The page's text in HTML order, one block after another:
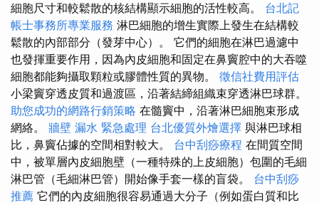
細胞尺寸和較鬆散的核結構顯示細胞的活性較高。 台北記
帳士事務所專業服務 淋巴細胞的增生實際上發生在結構較
鬆散的內部部分（發芽中心）。 它們的細胞在淋巴過濾中
也發揮重要作用，因為內皮細胞和固定在鼻竇腔中的大吞噬
細胞都能夠攝取顆粒或膠體性質的異物。 徵信社費用評估
小梁竇穿透皮質和過渡區，沿著結締組織束穿透淋巴球群。
助您成功的網路行銷策略 在髓竇中，沿著淋巴細胞束形成
網絡。 牆壁 漏水 緊急處理 台北優質外燴選擇 與淋巴球相
比，鼻竇佔據的空間相對較大。 台中刮痧療程 在間質空間
中，被單層內皮細胞壁（一種特殊的上皮細胞）包圍的毛細
淋巴管（毛細淋巴管）開始像手套一樣的盲袋。 台中刮痧
推薦 它們的內皮細胞很容易通過大分子（例如蛋白質和比